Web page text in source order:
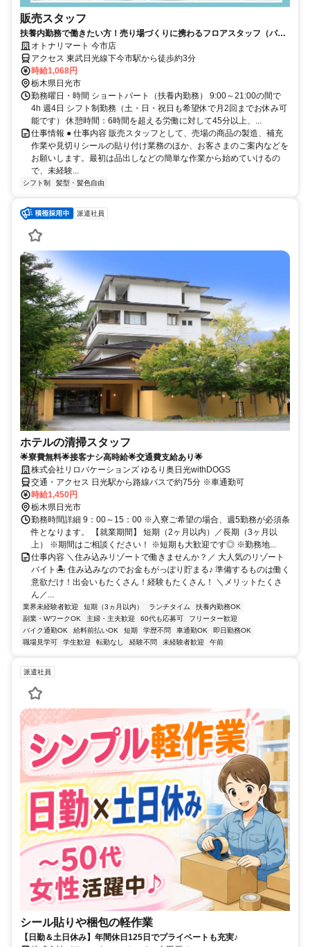
販売スタッフ
扶養内勤務で働きたい方！売り場づくりに携わるフロアスタッフ（パー
ト）求人
オトナリマート 今市店
アクセス 東武日光線下今市駅から徒歩約3分
時給1,068円
栃木県日光市
勤務曜日・時間 ショートパート（扶養内勤務） 9:00～21:00の間で
4h 週4日 シフト制勤務（土・日・祝日も希望休で月2回までお休み可
能です） 休憩時間：6時間を超える労働に対して45分以上、...
仕事情報 ● 仕事内容 販売スタッフとして、売場の商品の製造、補充
作業や見切りシールの貼り付け業務のほか、お客さまのご案内などを
お願いします。最初は品出しなどの簡単な作業から始めていけるの
で、未経験...
シフト制 髪型・髪色自由
派遣社員
ホテルの清掃スタッフ
🌟寮費無料🌟接客ナシ高時給🌟交通費支給あり🌟
株式会社リロバケーションズ ゆるり奥日光withDOGS
交通・アクセス 日光駅から路線バスで約75分 ※車通勤可
時給1,450円
栃木県日光市
勤務時間詳細 9：00～15：00 ※入寮ご希望の場合、週5勤務が必須条
件となります。 【就業期間】 短期（2ヶ月以内）／長期（3ヶ月以
上） ※期間はご相談ください！ ※短期も大歓迎です◎ ※勤務地...
仕事内容 ＼住み込みリゾートで働きませんか？／ 大人気のリゾート
バイト🏝️ 住み込みなのでお金もがっぽり貯まる♪ 準備するものは働く
意欲だけ！出会いもたくさん！経験もたくさん！ ＼メリットたくさ
ん／...
業界未経験者歓迎 短期（3ヵ月以内） ランチタイム
扶養内勤務OK
副業・WワークOK
主婦・主夫歓迎 60代も応募可
フリーター歓迎
バイク通勤OK
給料前払いOK 短期 学歴不問 車通勤OK
即日勤務OK
職場見学可
学生歓迎 転勤なし 経験不問 未経験者歓迎 午前
派遣社員
シール貼りや梱包の軽作業
【日勤＆土日休み】年間休日125日でプライベートも充実♪